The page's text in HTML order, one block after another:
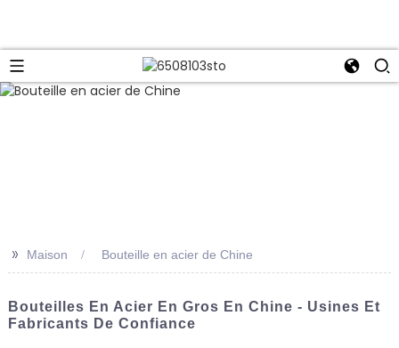
>> Maison Bouteille en acier de Chine
Bouteilles En Acier En Gros En Chine - Usines Et
Fabricants De Confiance